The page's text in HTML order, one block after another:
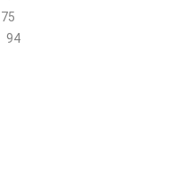
75
94